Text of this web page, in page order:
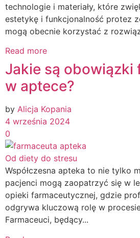
technologie i materiały, które
estetykę i funkcjonalność protez
mogą obecnie korzystać z
Read more
Jakie są obowiązki
w aptece?
by Alicja Kopania
4 września 2024
0
Od diety do stresu
Współczesna apteka to nie tylko
pacjenci mogą zaopatrzyć się w
opieki farmaceutycznej, gdzie
odgrywa kluczową rolę w
Farmaceuci, będący...